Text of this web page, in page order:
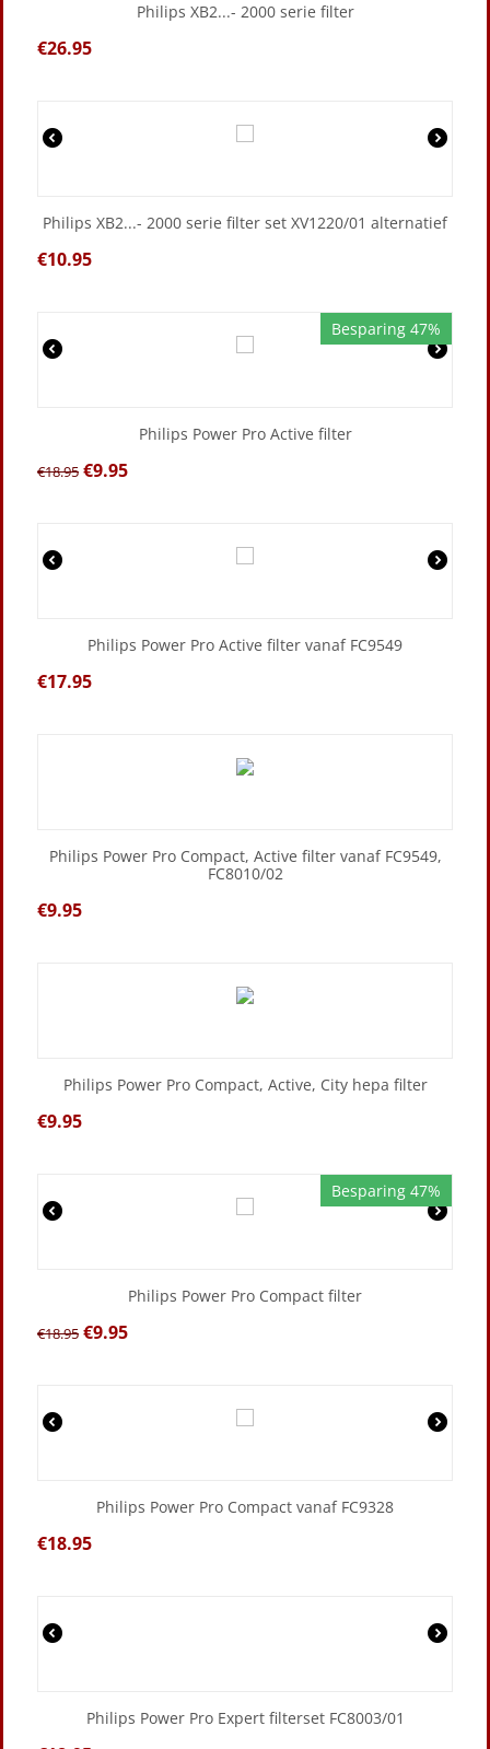
Philips XB2...- 2000 serie filter
€26.95
Philips XB2...- 2000 serie filter set XV1220/01 alternatief
€10.95
Besparing 47%
Philips Power Pro Active filter
€18.95 €9.95
Philips Power Pro Active filter vanaf FC9549
€17.95
Philips Power Pro Compact, Active filter vanaf FC9549,
FC8010/02
€9.95
Philips Power Pro Compact, Active, City hepa filter
€9.95
Besparing 47%
Philips Power Pro Compact filter
€18.95 €9.95
Philips Power Pro Compact vanaf FC9328
€18.95
Philips Power Pro Expert filterset FC8003/01